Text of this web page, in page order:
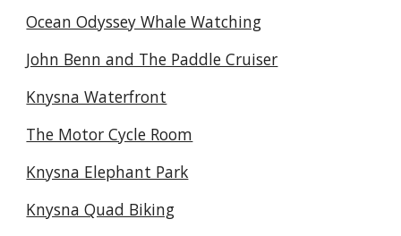
Ocean Odyssey Whale Watching
John Benn and The Paddle Cruiser
Knysna Waterfront
The Motor Cycle Room
Knysna Elephant Park
Knysna Quad Biking